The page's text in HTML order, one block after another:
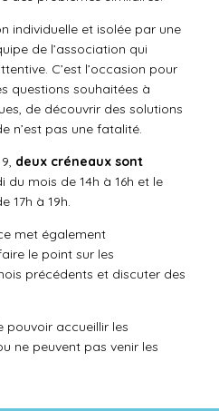
individuelle et isolée par une
de l’association qui
C’est l’occasion pour
questions souhaitées à
de découvrir des solutions
n’est pas une fatalité.
deux créneaux sont
du mois de 14h à 16h et le
17h à 19h.
met également
le point sur les
précédents et discuter des
accueillir les
ne peuvent pas venir les